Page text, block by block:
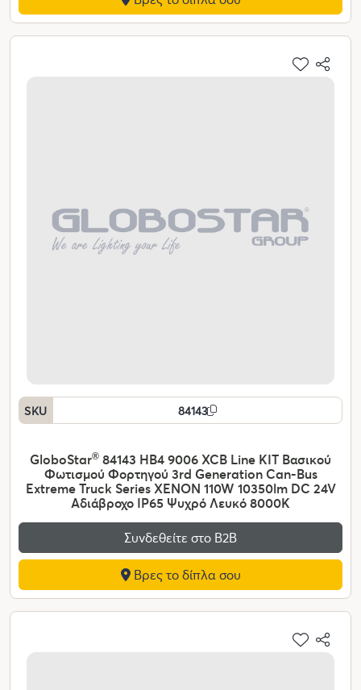
SKU 84143
GloboStar® 84143 HB4 9006 XCB Line KIT Βασικού
Φωτισμού Φορτηγού 3rd Generation Can-Bus
Extreme Truck Series XENON 110W 10350lm DC 24V
Αδιάβροχο IP65 Ψυχρό Λευκό 8000K
Συνδεθείτε στο Β2Β
Βρες το δίπλα σου